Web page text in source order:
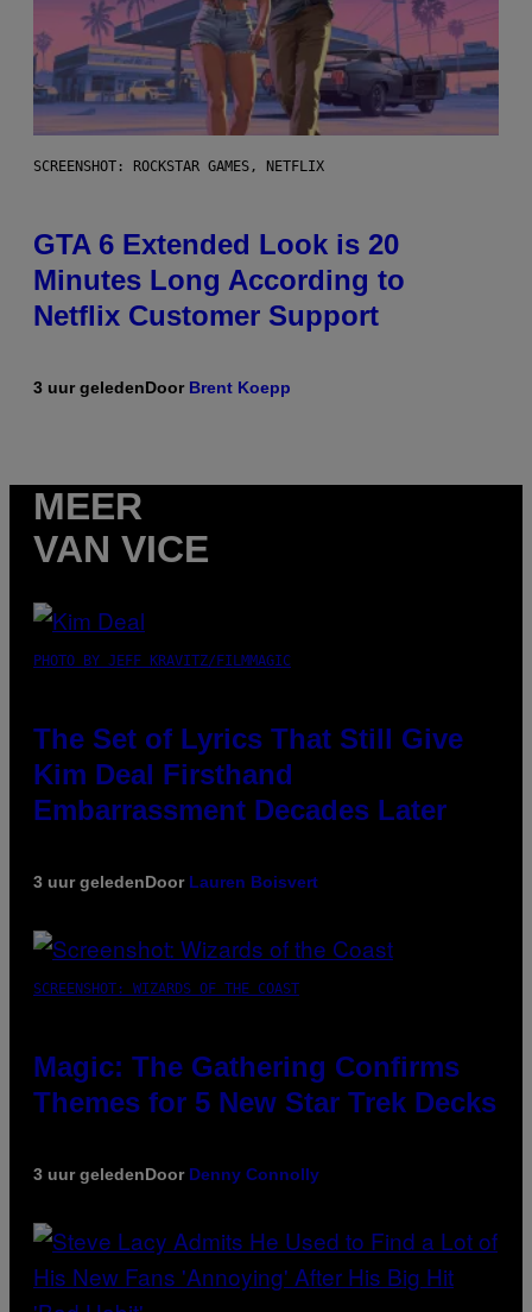
SCREENSHOT: ROCKSTAR GAMES, NETFLIX
GTA 6 Extended Look is 20
Minutes Long According to
Netflix Customer Support
3 uur geledenDoor Brent Koepp
MEER
VAN VICE
PHOTO BY JEFF KRAVITZ/FILMMAGIC
The Set of Lyrics That Still Give
Kim Deal Firsthand
Embarrassment Decades Later
3 uur geledenDoor Lauren Boisvert
SCREENSHOT: WIZARDS OF THE COAST
Magic: The Gathering Confirms
Themes for 5 New Star Trek Decks
3 uur geledenDoor Denny Connolly